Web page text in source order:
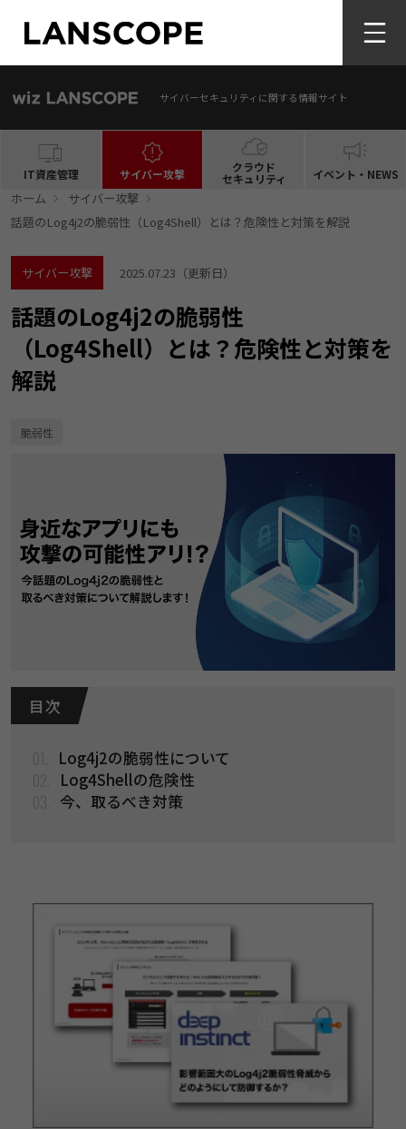
サイバーセキュリティに関する情報サイト
IT資産管理 サイバー攻撃 クラウド
セキュリティ イベント・NEWS
ホーム
サイバー攻撃
話題のLog4j2の脆弱性（Log4Shell）とは？危険性と対策を解説
サイバー攻撃 2025.07.23 （更新日）
話題のLog4j2の脆弱性
（Log4Shell）とは？危険性と対策を
解説
脆弱性
目 次
Log4j2の脆弱性について​
Log4Shellの危険性
今、取るべき対策